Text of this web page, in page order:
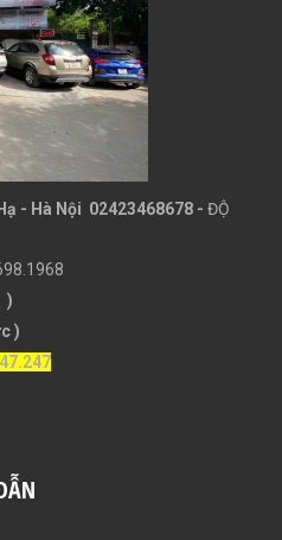
- Hà Nội 02423468678 - ĐỘ
)
)